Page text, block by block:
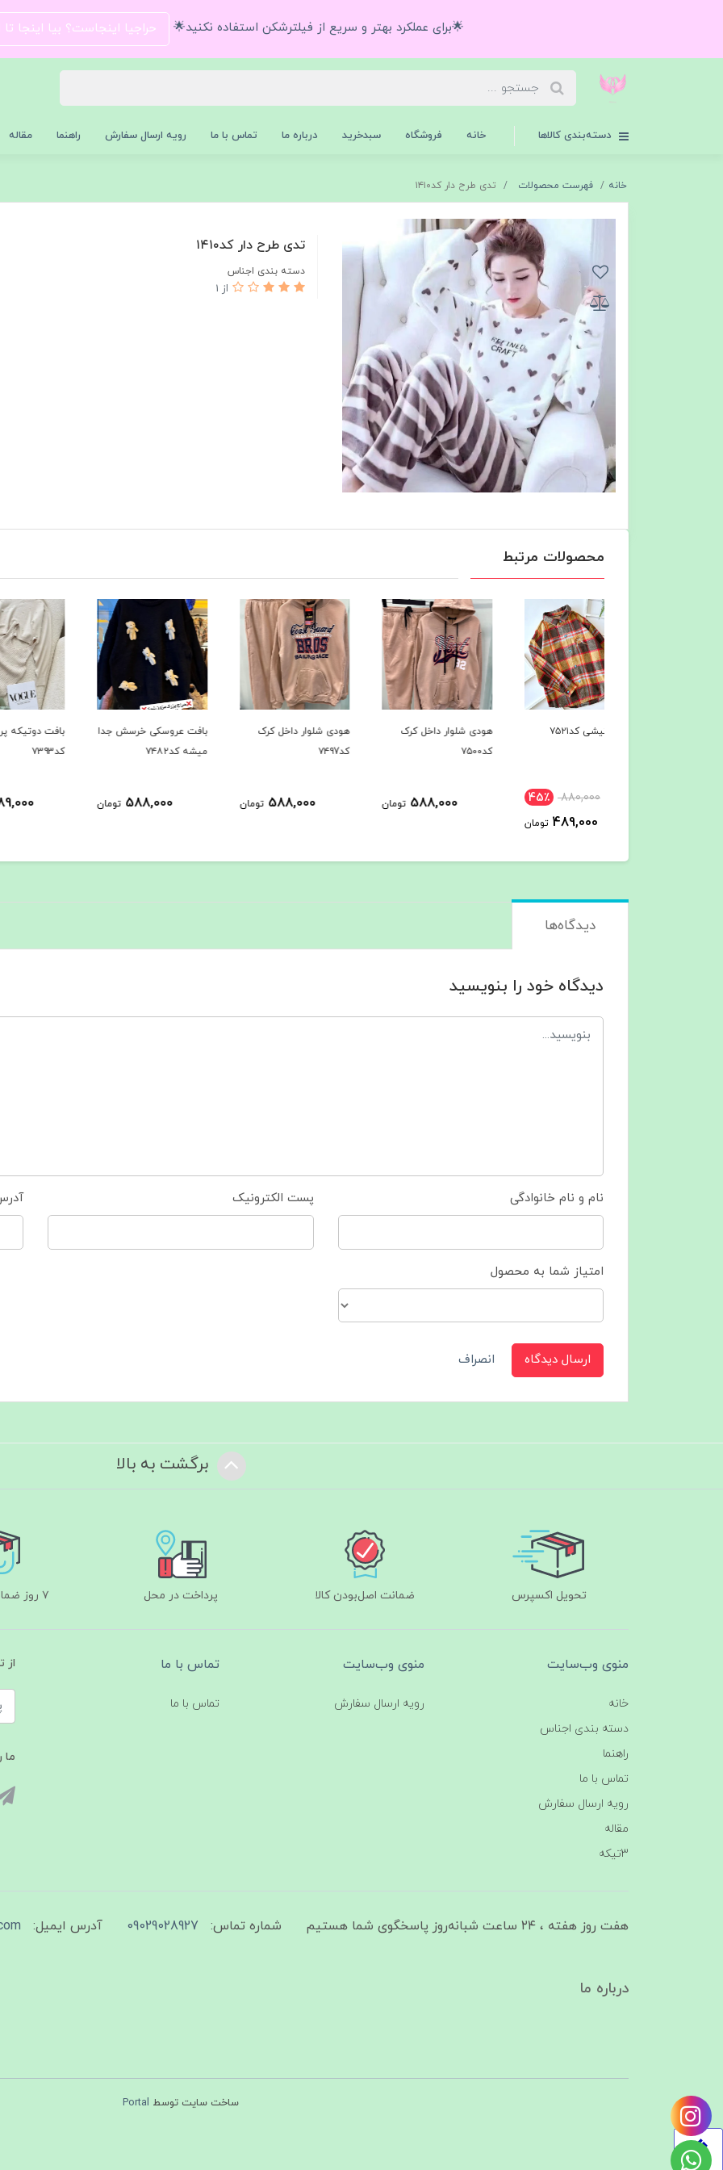
🌟برای عملکرد بهتر و سریع از فیلترشکن استفاده نکنید🌟 حراجیا اینجاست؟ بیا اینجا
دسته‌بندی کالاها خانه فروشگاه سبدخرید درباره ما تماس با ما رویه ارسال سفارش راهنما مقاله
خانه فهرست محصولات تدی طرح دار کد۱۴۱۰
تدی طرح دار کد۱۴۱۰
دسته بندی اجناس
از 1
محصولات مرتبط
هودی شلوار داخل کرک
588,000
هودی شلوار داخل کرک
588,000
بافت عروسکی خرسش جدا
588,000
بافت دوتیکه پر فروش
کد۷۳۹۳
1,289,000
نیم
دیدگاه‌ها
دیدگاه خود را بنویسید
نام و نام خانوادگی پست الکترونیک
امتیاز شما به محصول
ارسال دیدگاه انصراف
برگشت به بالا
تحویل اکسپرس ضمانت اصل‌بودن کالا پرداخت در محل ۷ روز ضمانت بازگشت
منوی وب‌سایت
خانه
دسته بندی اجناس
راهنما
تماس با ما
رویه ارسال سفارش
مقاله
3تیکه
منوی وب‌سایت
رویه ارسال سفارش
تماس با ما
تماس با ما
از
ما
هفت روز هفته ، ۲۴ ساعت شبانه‌روز پاسخگوی شما هستیم شماره تماس: 09029028927 آدرس ایمیل:
درباره ما
ساخت سایت توسط Portal